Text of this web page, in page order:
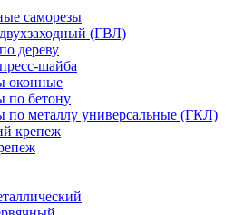
саморезы
(ГВЛ)
дереву
шайба
оконные
по бетону
по металлу универсальные (ГКЛ)
крепеж